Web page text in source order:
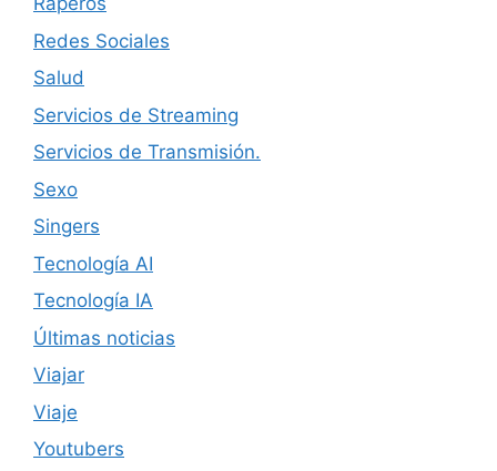
Redes Sociales
Salud
Servicios de Streaming
Servicios de Transmisión.
Sexo
Singers
Tecnología AI
Tecnología IA
Últimas noticias
Viajar
Viaje
Youtubers